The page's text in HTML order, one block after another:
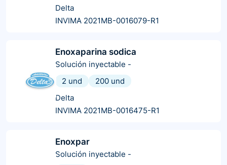
Delta
INVIMA 2021MB-0016079-R1
Enoxaparina sodica
Solución inyectable -
2 und
200 und
Delta
INVIMA 2021MB-0016475-R1
Enoxpar
Solución inyectable -